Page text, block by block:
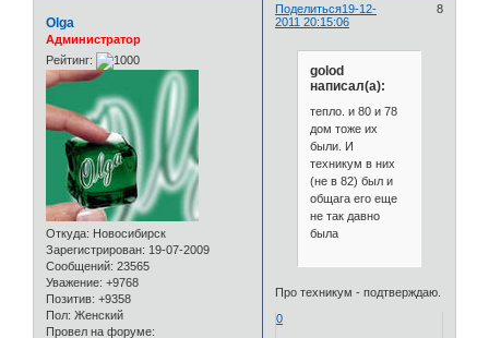
Поделиться 8
19-12-
2011 20:15:06
Olga
Администратор
Рейтинг:
Откуда: Новосибирск
Зарегистрирован: 19-07-2009
Сообщений: 23565
Уважение: +9768
Позитив: +9358
Пол: Женский
Провел на форуме:
golod
написал(а):
тепло. и 80 и 78
дом тоже их
были. И
техникум в них
(не в 82) был и
общага его еще
не так давно
была
Про техникум - подтверждаю.
0